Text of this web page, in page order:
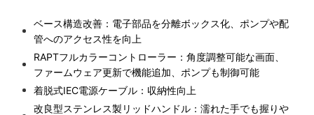
ベース構造改善：電子部品を分離ボックス化、ポンプや配
管へのアクセス性を向上
RAPTフルカラーコントローラー：角度調整可能な画面、
ファームウェア更新で機能追加、ポンプも制御可能
着脱式IEC電源ケーブル：収納性向上
改良型ステンレス製リッドハンドル：濡れた手でも握りや